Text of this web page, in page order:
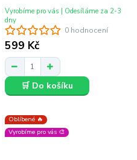
0 hodnocení
599 Kč
Vyrobíme pro vás | Odesíláme za 2-3
dny
🛒 Do košíku
Oblíbené 🔥
Vyrobíme pro vás 🎨